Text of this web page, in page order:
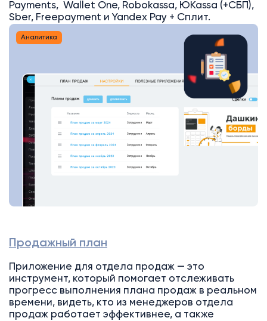
Payments, Wallet One, Robokassa, ЮKassa (+СБП),
Sber, Freepayment и Yandex Pay + Сплит.
Аналитика
Продажный план
Приложение для отдела продаж — это
инструмент, который помогает отслеживать
прогресс выполнения плана продаж в реальном
времени, видеть, кто из менеджеров отдела
продаж работает эффективнее, а также